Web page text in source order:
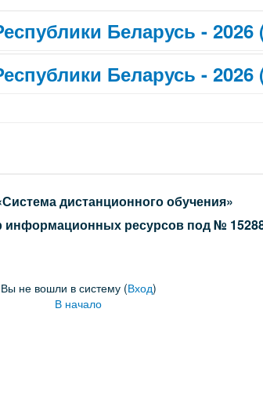
Беларусь - 2026
Беларусь -
дистанционного обучения»
информационных ресурсов под №
Вы не вошли в систему (Вход)
В начало